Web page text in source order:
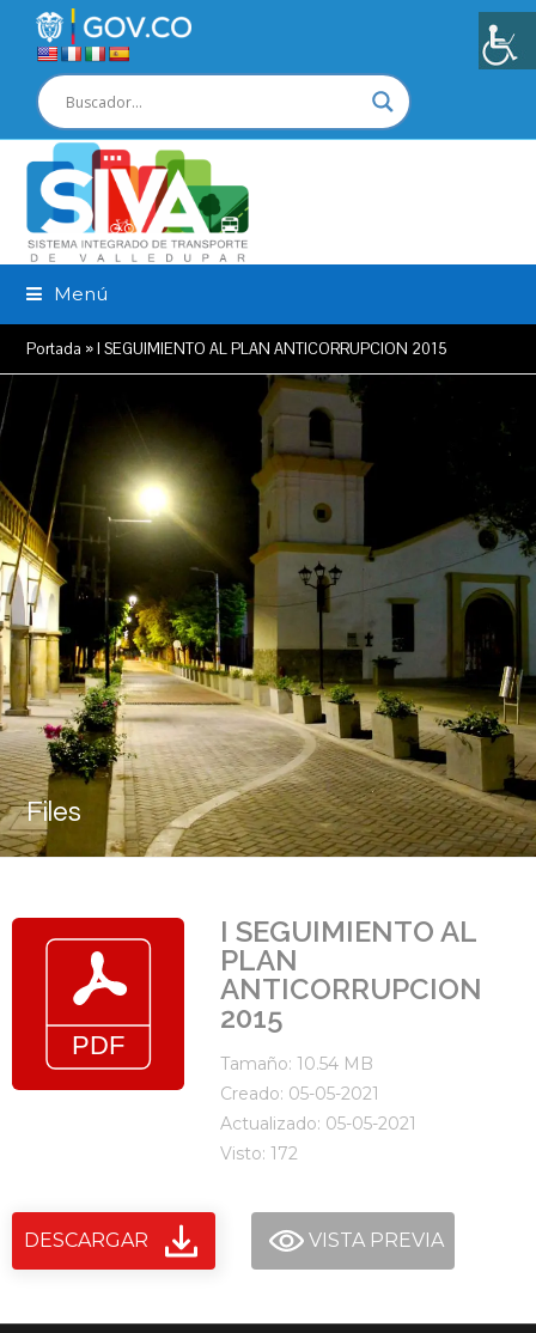
Menú
Portada »I SEGUIMIENTO AL PLAN ANTICORRUPCION 2015
Files
I SEGUIMIENTO AL
PLAN
ANTICORRUPCION
2015
Tamaño: 10.54 MB
Creado: 05-05-2021
Actualizado: 05-05-2021
Visto: 172
DESCARGAR VISTA PREVIA